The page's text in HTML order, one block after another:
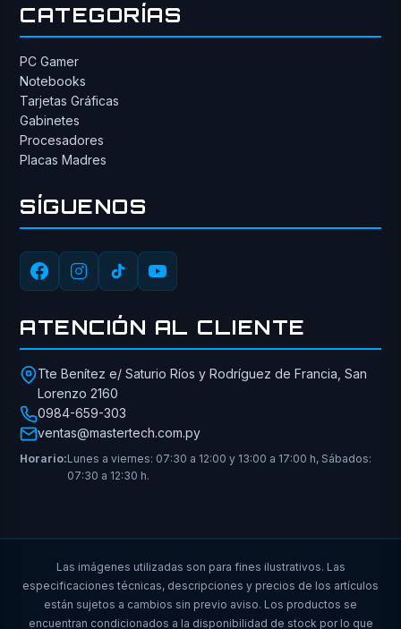
CATEGORÍAS
PC Gamer
Notebooks
Tarjetas Gráficas
Gabinetes
Procesadores
Placas Madres
SÍGUENOS
ATENCIÓN AL CLIENTE
Tte Benítez e/ Saturio Ríos y Rodríguez de Francia, San
Lorenzo 2160
0984-659-303
ventas@mastertech.com.py
Horario:Lunes a viernes: 07:30 a 12:00 y 13:00 a 17:00 h, Sábados:
07:30 a 12:30 h.
Las imágenes utilizadas son para fines ilustrativos. Las
especificaciones técnicas, descripciones y precios de los artículos
están sujetos a cambios sin previo aviso. Los productos se
encuentran condicionados a la disponibilidad de stock por lo que